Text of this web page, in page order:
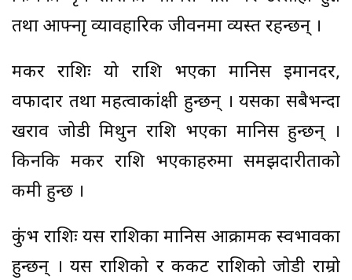
तथा आफ्नाृ व्यावहारिक जीवनमा व्यस्त रहन्छन् ।
मकर राशिः यो राशि भएका मानिस इमानदर,
वफादार तथा महत्वाकांक्षी हुन्छन् । यसका सबैभन्दा
खराव जोडी मिथुन राशि भएका मानिस हुन्छन् ।
किनकि मकर राशि भएकाहरुमा समझदारीताको
कमी हुन्छ ।
कुंभ राशिः यस राशिका मानिस आक्रामक स्वभावका
हुन्छन् । यस राशिको र कर्कट राशिको जोडी राम्रो